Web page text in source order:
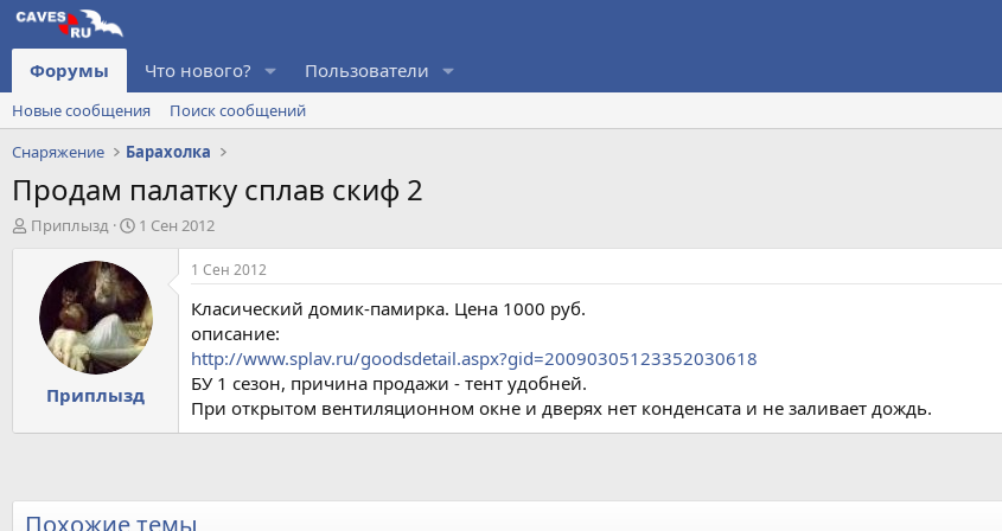
Форумы Что нового? Пользователи
Новые сообщения
Поиск сообщений
Снаряжение
Барахолка
Продам палатку сплав скиф 2
А
Приплызд
Д
а
н
а
ч
л
1 Сен 2012
Приплызд
1 Сен 2012
Класический домик-памирка. Цена 1000 руб.
описание:
http://www.splav.ru/goodsdetail.aspx?gid=20090305123352030618
БУ 1 сезон, причина продажи - тент удобней.
При открытом вентиляционном окне и дверях нет конденсата и не заливает дождь.
Похожие темы